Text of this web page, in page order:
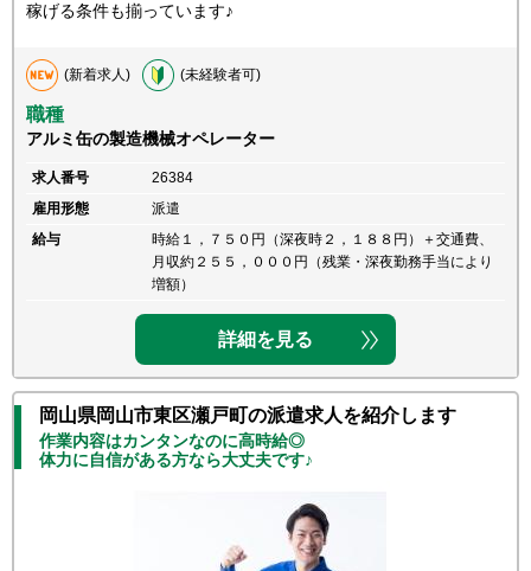
稼げる条件も揃っています♪
(新着求人) (未経験者可)
職種
アルミ缶の製造機械オペレーター
求人番号
26384
雇用形態
派遣
給与
時給１，７５０円（深夜時２，１８８円）＋交通費、
月収約２５５，０００円（残業・深夜勤務手当により
増額）
詳細を見る
岡山県岡山市東区瀬戸町の派遣求人を紹介します
作業内容はカンタンなのに高時給◎
体力に自信がある方なら大丈夫です♪